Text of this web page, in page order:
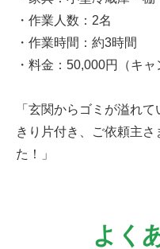
・作業人数：2名
・作業時間：約3時間
・料金：50,000円（キャ
「玄関からゴミが溢れ
きり片付き、ご依頼主
た！」
よく